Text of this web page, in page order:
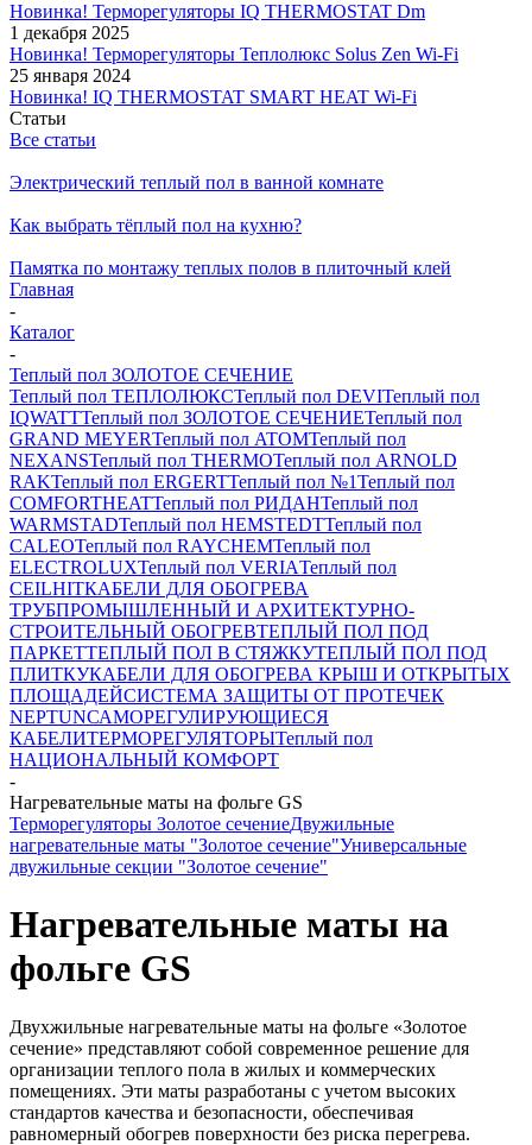
Новинка! Терморегуляторы IQ THERMOSTAT Dm
1 декабря 2025
Новинка! Терморегуляторы Теплолюкс Solus Zen Wi-Fi
25 января 2024
Новинка! IQ THERMOSTAT SMART HEAT Wi-Fi
Статьи
Все статьи
Электрический теплый пол в ванной комнате
Как выбрать тёплый пол на кухню?
Памятка по монтажу теплых полов в плиточный клей
Главная
-
Каталог
-
Теплый пол ЗОЛОТОЕ СЕЧЕНИЕ
Теплый пол ТЕПЛОЛЮКСТеплый пол DEVIТеплый пол
IQWATTТеплый пол ЗОЛОТОЕ СЕЧЕНИЕТеплый пол
GRAND MEYERТеплый пол ATOMТеплый пол
NEXANSТеплый пол THERMOТеплый пол ARNOLD
RAKТеплый пол ERGERTТеплый пол №1Теплый пол
COMFORTHEATТеплый пол РИДАНТеплый пол
WARMSTADТеплый пол HEMSTEDTТеплый пол
CALEOТеплый пол RAYCHEMТеплый пол
ELECTROLUXТеплый пол VERIAТеплый пол
CEILHITКАБЕЛИ ДЛЯ ОБОГРЕВА
ТРУБПРОМЫШЛЕННЫЙ И АРХИТЕКТУРНО-
СТРОИТЕЛЬНЫЙ ОБОГРЕВТЕПЛЫЙ ПОЛ ПОД
ПАРКЕТТЕПЛЫЙ ПОЛ В СТЯЖКУТЕПЛЫЙ ПОЛ ПОД
ПЛИТКУКАБЕЛИ ДЛЯ ОБОГРЕВА КРЫШ И ОТКРЫТЫХ
ПЛОЩАДЕЙСИСТЕМА ЗАЩИТЫ ОТ ПРОТЕЧЕК
NEPTUNСАМОРЕГУЛИРУЮЩИЕСЯ
КАБЕЛИТЕРМОРЕГУЛЯТОРЫТеплый пол
НАЦИОНАЛЬНЫЙ КОМФОРТ
-
Нагревательные маты на фольге GS
Терморегуляторы Золотое сечениеДвужильные
нагревательные маты "Золотое сечение"Универсальные
двужильные секции "Золотое сечение"
Нагревательные маты на
фольге GS
Двухжильные нагревательные маты на фольге «Золотое
сечение» представляют собой современное решение для
организации теплого пола в жилых и коммерческих
помещениях. Эти маты разработаны с учетом высоких
стандартов качества и безопасности, обеспечивая
равномерный обогрев поверхности без риска перегрева.